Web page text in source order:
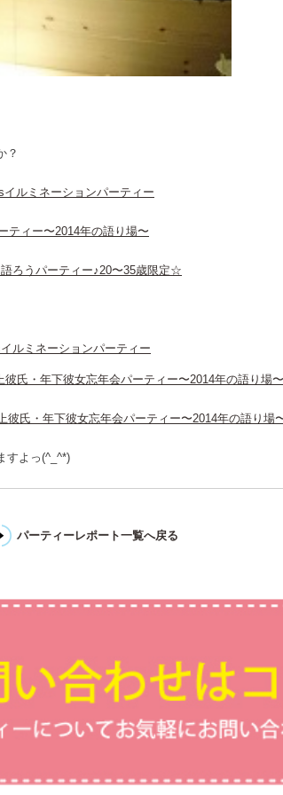
？
ルミネーションパーティー
ティー〜2014年の語り場〜
ろうパーティー♪20〜35歳限定☆
ルミネーションパーティー
氏・年下彼女忘年会パーティー〜2014年の語り場〜
氏・年下彼女忘年会パーティー〜2014年の語り場
すよっ(^_^*)
パーティーレポート一覧へ戻る